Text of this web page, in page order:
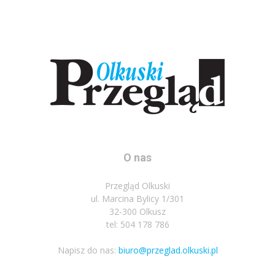
O nas
Przegląd Olkuski
ul. Marcina Bylicy 1/301
32-300 Olkusz
tel: 504 178 786
Napisz do nas: biuro@przeglad.olkuski.pl